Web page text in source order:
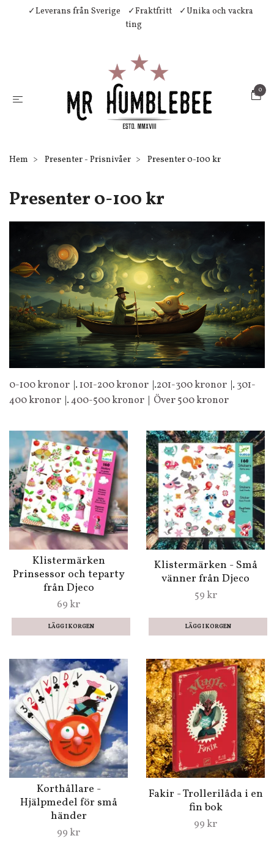
✓Leverans från Sverige ✓Fraktfritt
✓Unika och vackra
ting
0
Hem Presenter - Prisnivåer Presenter 0-100 kr
Presenter 0-100 kr
0-100 kronor |.101-200 kronor |.201-300 kronor |. 301-
400 kronor |.400-500 kronor Över 500 kronor
Klistermärken
Prinsessor och teparty
från Djeco
69 kr
Klistermärken - Små
vänner från Djeco
59 kr
Korthållare -
Hjälpmedel för små
händer
99 kr
Fakir - Trollerilåda i en
fin bok
99 kr